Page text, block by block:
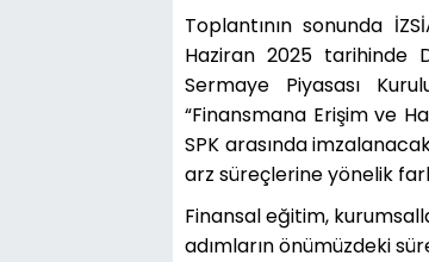
Toplantının sonunda
Haziran 2025 tarihinde
Sermaye Piyasası
“Finansmana Erişim ve
SPK arasında
arz süreçlerine yönelik
Finansal eğitim,
adımların önümüzdeki